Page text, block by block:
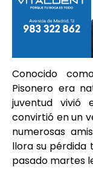
Conocido
Pisonero era
juventud vivió
convirtió en un
numerosas
llora su pérdida
pasado martes